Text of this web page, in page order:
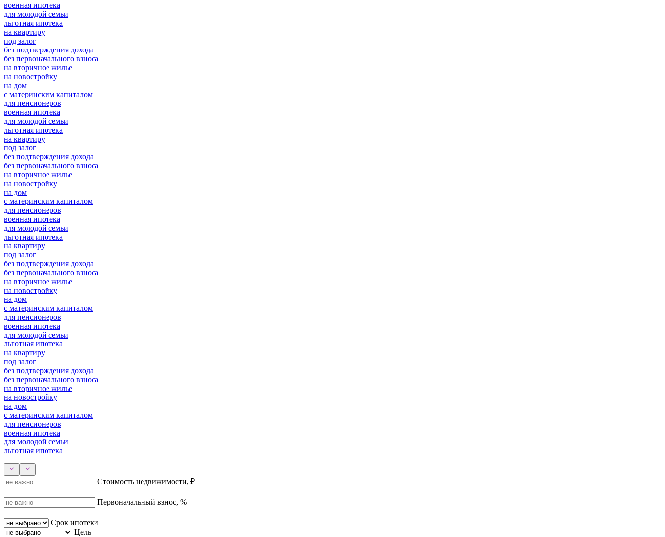
военная ипотека
для молодой семьи
льготная ипотека
на квартиру
под залог
без подтверждения дохода
без первоначального взноса
на вторичное жилье
на новостройку
на дом
с материнским капиталом
для пенсионеров
военная ипотека
для молодой семьи
льготная ипотека
на квартиру
под залог
без подтверждения дохода
без первоначального взноса
на вторичное жилье
на новостройку
на дом
с материнским капиталом
для пенсионеров
военная ипотека
для молодой семьи
льготная ипотека
на квартиру
под залог
без подтверждения дохода
без первоначального взноса
на вторичное жилье
на новостройку
на дом
с материнским капиталом
для пенсионеров
военная ипотека
для молодой семьи
льготная ипотека
на квартиру
под залог
без подтверждения дохода
без первоначального взноса
на вторичное жилье
на новостройку
на дом
с материнским капиталом
для пенсионеров
военная ипотека
для молодой семьи
льготная ипотека
Стоимость недвижимости, ₽
Первоначальный взнос, %
Срок ипотеки
Цель